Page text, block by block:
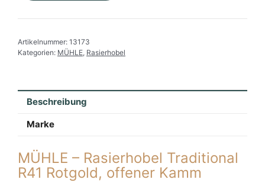
Rasierhobel
R41
offener
Menge
Artikelnummer: 13173
Kategorien: MÜHLE, Rasierhobel
Beschreibung
Marke
MÜHLE – Rasierhobel Traditional
R41 Rotgold, offener Kamm